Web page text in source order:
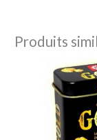
Produits